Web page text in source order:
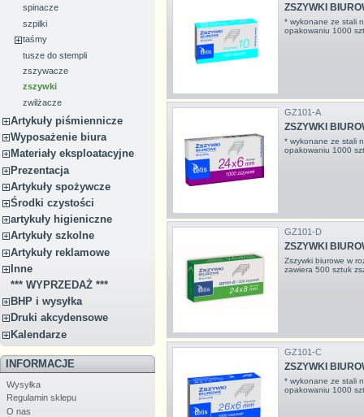
spinacze
szpilki
taśmy
tusze do stempli
zszywacze
zszywki
zwilżacze
Artykuły piśmiennicze
Wyposażenie biura
Materiały eksploatacyjne
Prezentacja
Artykuły spożywcze
Środki czystości
artykuły higieniczne
Artykuły szkolne
Artykuły reklamowe
Inne
*** WYPRZEDAŻ ***
BHP i wysyłka
Druki akcydensowe
Kalendarze
INFORMACJE
Wysyłka
Regulamin sklepu
O nas
ZSZYWKI
* wykonane ze stali
opakowaniu 1000
GZ101-A
ZSZYWKI
* wykonane ze stali
opakowaniu 1000
GZ101-D
ZSZYWKI
Zszywki biurowe w
zawiera 500 sztuk
GZ101-C
ZSZYWKI
* wykonane ze stali
opakowaniu 1000